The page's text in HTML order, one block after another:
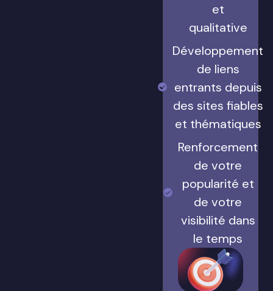
et
qualitative
Développement
de liens
entrants depuis
des sites fiables
et thématiques
Renforcement
de votre
popularité et
de votre
visibilité dans
le temps